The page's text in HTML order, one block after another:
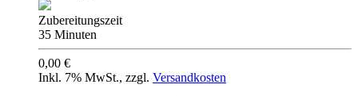
Zubereitungszeit
35 Minuten
0,00 €
Inkl. 7% MwSt., zzgl. Versandkosten